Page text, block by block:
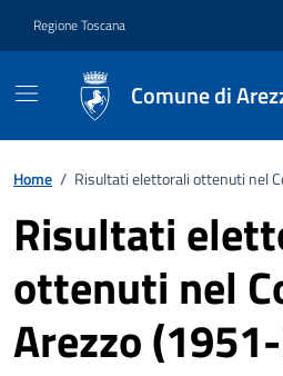
Regione Toscana
Comune di
Home / Risultati elettorali ottenuti nel
Risultati
ottenuti nel
Arezzo